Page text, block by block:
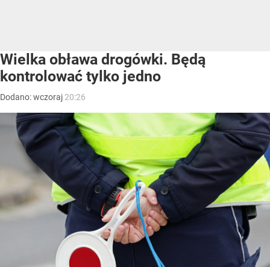
Wielka obława drogówki. Będą
kontrolować tylko jedno
Dodano:wczoraj 20:26